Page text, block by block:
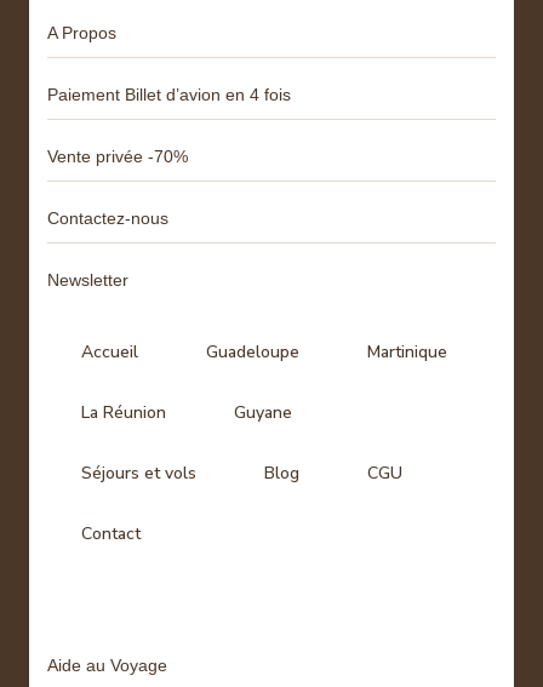
A Propos
Paiement Billet d’avion en 4 fois
Vente privée -70%
Contactez-nous
Newsletter
Accueil Guadeloupe Martinique
La Réunion Guyane
Séjours et vols Blog CGU
Contact
Aide au Voyage